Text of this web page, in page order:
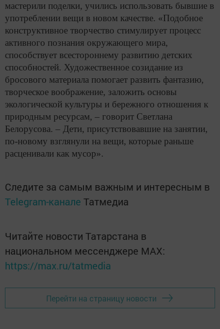
мастерили поделки, учились использовать бывшие в
употреблении вещи в новом качестве. «Подобное
конструктивное творчество стимулирует процесс
активного познания окружающего мира,
способствует всестороннему развитию детских
способностей. Художественное созидание из
бросового материала помогает развить фантазию,
творческое воображение, заложить основы
экологической культуры и бережного отношения к
природным ресурсам, – говорит Светлана
Белорусова. – Дети, присутствовавшие на занятии,
по-новому взглянули на вещи, которые раньше
расценивали как мусор».
Следите за самым важным и интересным в
Telegram-канале Татмедиа
Читайте новости Татарстана в
национальном мессенджере MАХ:
https://max.ru/tatmedia
Перейти на страницу новости